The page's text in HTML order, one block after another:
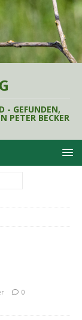
- GEFUNDEN,
PETER BECKER
0